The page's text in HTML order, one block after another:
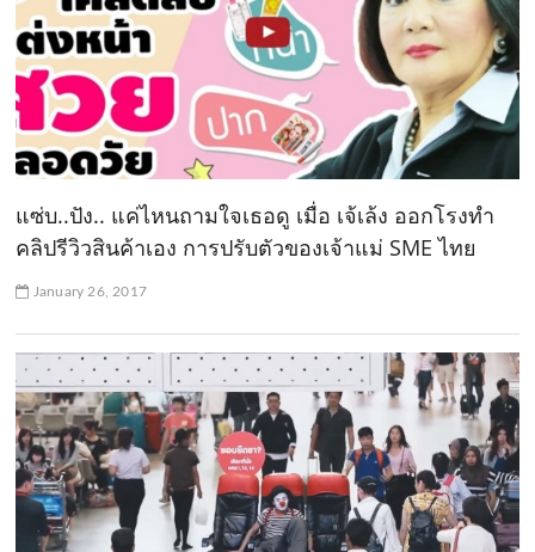
แซ่บ..ปัง.. แค่ไหนถามใจเธอดู เมื่อ เจ้เล้ง ออกโรงทำ
คลิปรีวิวสินค้าเอง การปรับตัวของเจ้าแม่ SME ไทย
January 26, 2017